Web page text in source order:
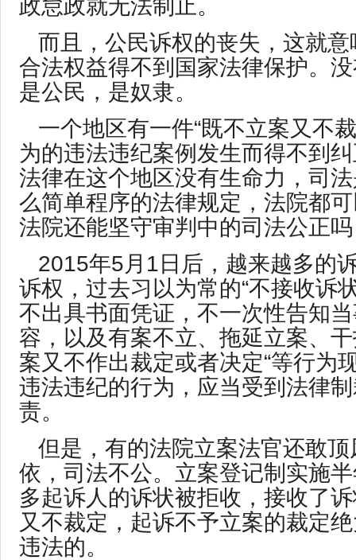
政怠政就无法制止。
而且，公民诉权的丧失，这就
合法权益得不到国家法律保护。
是公民，是奴隶。
一个地区有一件“既不立案又不
为的违法违纪案例发生而得不到
法律在这个地区没有生命力，司
么简单程序的法律规定，法院都
法院还能坚守审判中的司法公正
2015年5月1日后，越来越多的
诉权，过去习以为常的“不接收诉
不出具书面凭证，不一次性告知
容，以及有案不立、拖延立案、
案又不作出裁定或者决定“等行为
违法违纪的行为，应当受到法律
责。
但是，有的法院立案法官还敢
依，司法不公。立案登记制实施
多起诉人的诉状被拒收，接收了
又不裁定，起诉不予立案的裁定
违法的。